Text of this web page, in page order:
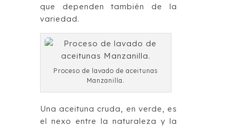
que dependen también de la
variedad.
Proceso de lavado de aceitunas
Manzanilla.
Una aceituna cruda, en verde, es
el nexo entre la naturaleza y la